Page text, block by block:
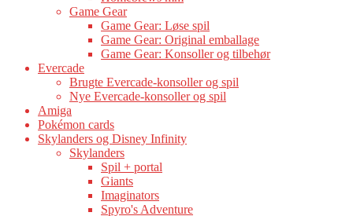
Game Gear
Game Gear: Løse spil
Game Gear: Original emballage
Game Gear: Konsoller og tilbehør
Evercade
Brugte Evercade-konsoller og spil
Nye Evercade-konsoller og spil
Amiga
Pokémon cards
Skylanders og Disney Infinity
Skylanders
Spil + portal
Giants
Imaginators
Spyro's Adventure